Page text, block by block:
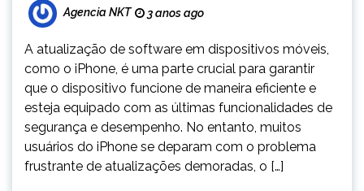
Agencia NKT 3 anos ago
A atualização de software em dispositivos móveis,
como o iPhone, é uma parte crucial para garantir
que o dispositivo funcione de maneira eficiente e
esteja equipado com as últimas funcionalidades de
segurança e desempenho. No entanto, muitos
usuários do iPhone se deparam com o problema
frustrante de atualizações demoradas, o […]